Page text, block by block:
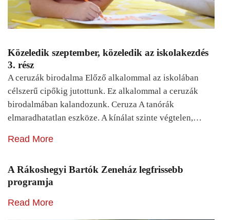
Közeledik szeptember, közeledik az iskolakezdés
3. rész
A ceruzák birodalma Előző alkalommal az iskolában
célszerű cipőkig jutottunk. Ez alkalommal a ceruzák
birodalmában kalandozunk. Ceruza A tanórák
elmaradhatatlan eszköze. A kínálat szinte végtelen,…
Read More
A Rákoshegyi Bartók Zeneház legfrissebb
programja
Read More